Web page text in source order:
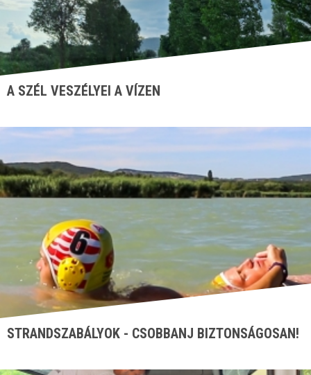
A SZÉL VESZÉLYEI A VÍZEN
STRANDSZABÁLYOK - CSOBBANJ BIZTONSÁGOSAN!